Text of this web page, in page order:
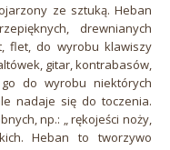
ze sztuką. Heban
drewnianych
flet, do wyrobu klawiszy
gitar, kontrabasów,
do wyrobu niektórych
nadaje się do toczenia.
np.: „ rękojeści noży,
Heban to tworzywo